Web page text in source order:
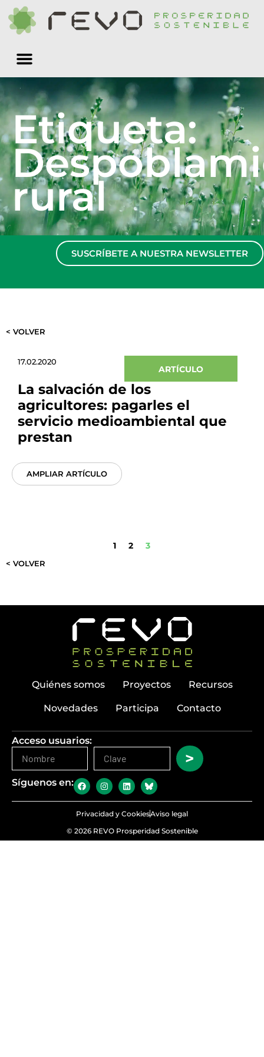
Etiqueta:
rural
SUSCRÍBETE A NUESTRA NEWSLETTER
< VOLVER
17.02.2020
ARTÍCULO
La salvación de los
agricultores: pagarles el
servicio medioambiental que
prestan
AMPLIAR ARTÍCULO
1 2 3
< VOLVER
Quiénes somos Proyectos Recursos
Novedades Participa Contacto
Acceso usuarios:
>
Síguenos en:
© 2026 REVO Prosperidad Sostenible
Privacidad y CookiesAviso legal